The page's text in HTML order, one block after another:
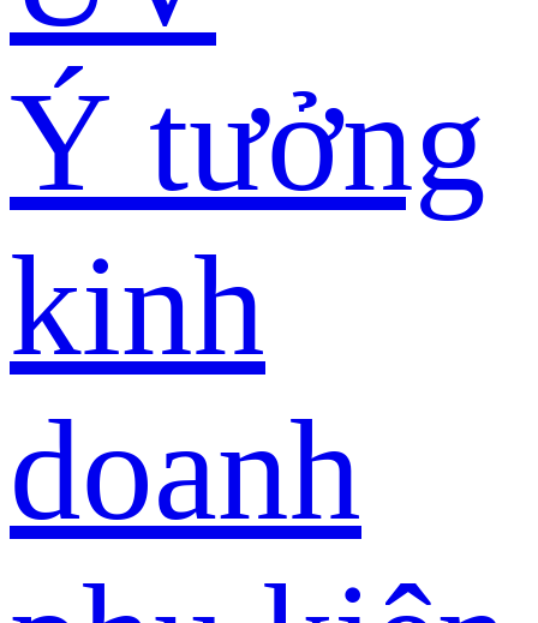
Ý tưởng
kinh
doanh